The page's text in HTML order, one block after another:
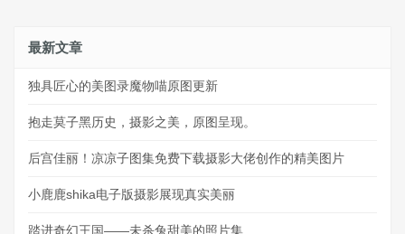
最新文章
独具匠心的美图录魔物喵原图更新
抱走莫子黑历史，摄影之美，原图呈现。
后宫佳丽！凉凉子图集免费下载摄影大佬创作的精美图片
小鹿鹿shika电子版摄影展现真实美丽
踏进奇幻王国——未杀兔甜美的照片集